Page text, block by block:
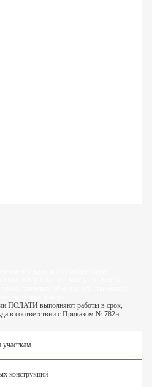
ПОЛАТИ выполняют работы в срок,
в соответствии с Приказом № 782н.
конструкций